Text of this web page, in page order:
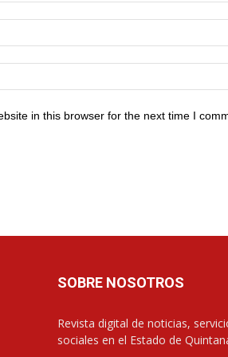
in this browser for the next time I
SOBRE NOSOTROS
Revista digital de noticias,
sociales en el Estado de